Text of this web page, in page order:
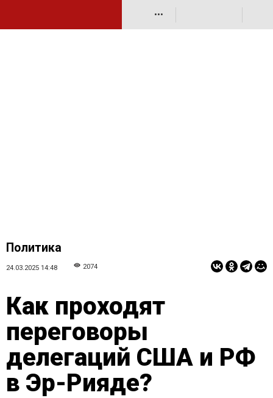
•••
Политика
24.03.2025 14:48 2074
Как проходят
переговоры
делегаций США и РФ
в Эр-Рияде?